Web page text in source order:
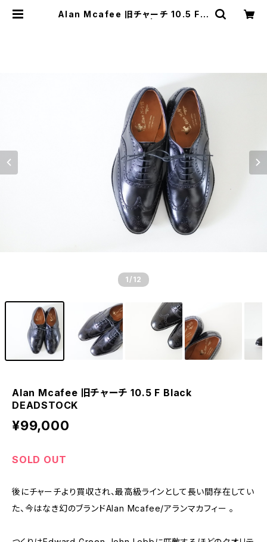
Alan Mcafee 旧チャーチ 10.5 F B
1 /12
Alan Mcafee 旧チャーチ 10.5 F Black
DEADSTOCK
¥99,000
SOLD OUT
後にチャーチより買収され、最高級ラインとして長い間存在してい
た、今はなき幻のブランドAlan Mcafee/アランマカフィー 。